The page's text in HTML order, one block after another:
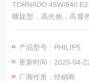
TORNADO 45W/840
螺旋型，高光效，高显
的产品。,
产品型号：PHILIPS
更新时间：2025-04-
厂商性质：经销商